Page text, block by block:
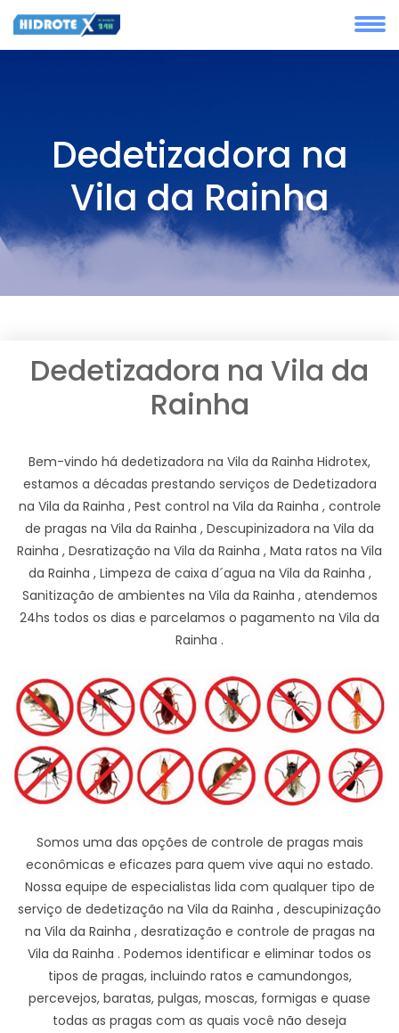
Dedetizadora na
Vila da Rainha
Dedetizadora na Vila da
Rainha
Bem-vindo há dedetizadora na Vila da Rainha Hidrotex,
estamos a décadas prestando serviços de Dedetizadora
na Vila da Rainha , Pest control na Vila da Rainha , controle
de pragas na Vila da Rainha , Descupinizadora na Vila da
Rainha , Desratização na Vila da Rainha , Mata ratos na Vila
da Rainha , Limpeza de caixa d´agua na Vila da Rainha ,
Sanitização de ambientes na Vila da Rainha , atendemos
24hs todos os dias e parcelamos o pagamento na Vila da
Rainha .
Somos uma das opções de controle de pragas mais
econômicas e eficazes para quem vive aqui no estado.
Nossa equipe de especialistas lida com qualquer tipo de
serviço de dedetização na Vila da Rainha , descupinização
na Vila da Rainha , desratização e controle de pragas na
Vila da Rainha . Podemos identificar e eliminar todos os
tipos de pragas, incluindo ratos e camundongos,
percevejos, baratas, pulgas, moscas, formigas e quase
todas as pragas com as quais você não deseja